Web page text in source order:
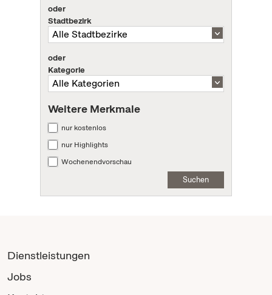
oder
Stadtbezirk
oder
Kategorie
Weitere Merkmale
nur kostenlos
nur Highlights
Wochenendvorschau
Suchen
Dienstleistungen
Jobs